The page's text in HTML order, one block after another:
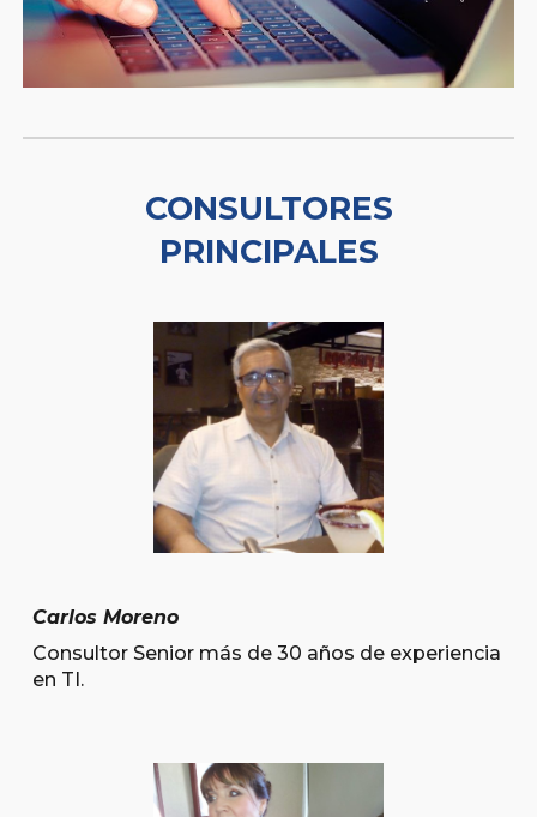
CONSULTORES
PRINCIPALES
Carlos Moreno
Consultor Senior más de 30 años de experiencia
en TI.